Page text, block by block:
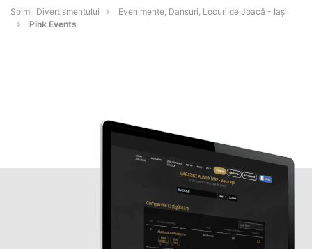
Şoimii Divertismentului
Evenimente, Dansuri, Locuri de Joacă - Iaşi
Pink Events